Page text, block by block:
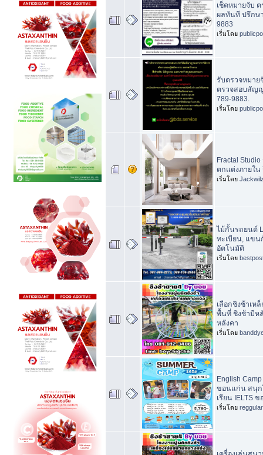
เช็คหมายจับ
ผลทันที ปรึกษ
9883
เริ่มโดย
รับตรวจหมาย
ตรวจสอบสัญ
789-9883.
เริ่มโดย
Fractal
ตกแต่งภายใน
เริ่มโดย
ไม้กั้นรถยนต์
ทะเบียน, แขน
อัตโนมัติ
เริ่มโดย
เลือกชิงช้าเห
พื้นที่ ชิงช้ามีห
หลังคา
เริ่มโดย
English
ขอนแก่น สนุก
เรียน IELTS
เริ่มโดย